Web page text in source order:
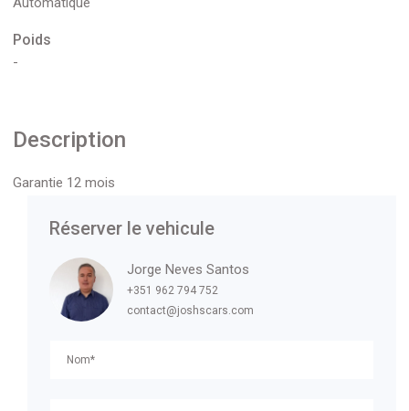
Poids
-
Description
Garantie 12 mois
Réserver le vehicule
Jorge Neves Santos
+351 962 794 752
contact@joshscars.com